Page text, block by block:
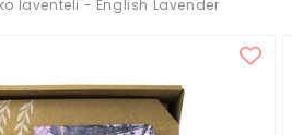
laventeli - English Lavender